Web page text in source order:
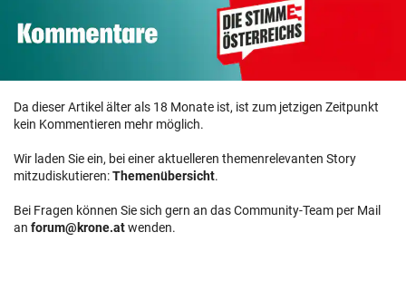
Da dieser Artikel älter als 18 Monate ist, ist zum jetzigen Zeitpunkt
kein Kommentieren mehr möglich.
Wir laden Sie ein, bei einer aktuelleren themenrelevanten Story
mitzudiskutieren:Themenübersicht.
Bei Fragen können Sie sich gern an das Community-Team per Mail
an forum@krone.atwenden.